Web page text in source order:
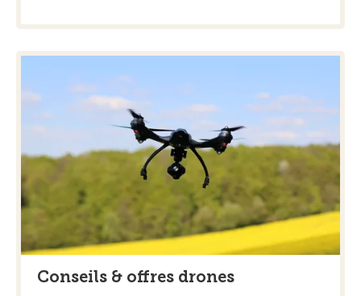
Conseils & offres drones